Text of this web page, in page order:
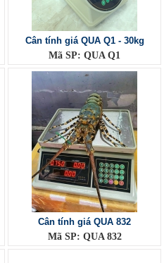
Cân tính giá QUA Q1 - 30kg
Mã SP: QUA Q1
Cân tính giá QUA 832
Mã SP: QUA 832